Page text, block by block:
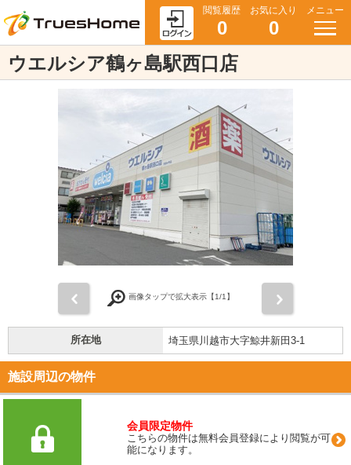
閲覧履歴
0
お気に入り
0
メニュー
ウエルシア鶴ヶ島駅西口店
画像タップで拡大表示【1/1】
所在地 埼玉県川越市大字鯨井新田3-1
施設周辺の物件
会員限定物件
こちらの物件は無料会員登録により閲覧が可
能になります。